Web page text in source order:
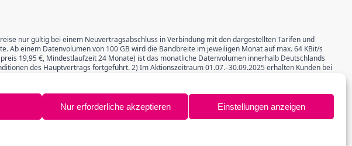
Nur erforderliche akzeptieren Einstellungen anzeigen
nur gültig bei einem Neuvertragsabschluss in Verbindung mit den dargestellten Tarifen und
einem Datenvolumen von 100 GB wird die Bandbreite im jeweiligen Monat auf max. 64 KBit/s
19,95 €, Mindestlaufzeit 24 Monate) ist das monatliche Datenvolumen innerhalb Deutschlands
des Hauptvertrags fortgeführt. 2) Im Aktionszeitraum 01.07.–30.09.2025 erhalten Kunden bei
Grundpreisbefreiung kombinierbar. Zum Erhalt der Gutschrift (nach Ablauf der Widerrufsfrist)
unter Vorlage der ersten Rechnung entsprechend den genannten Bedingungen erforderlich.
149, 53227 Bonn.